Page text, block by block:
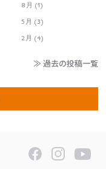
8月 (1)
5月 (3)
2月 (4)
≫ 過去の投稿一覧